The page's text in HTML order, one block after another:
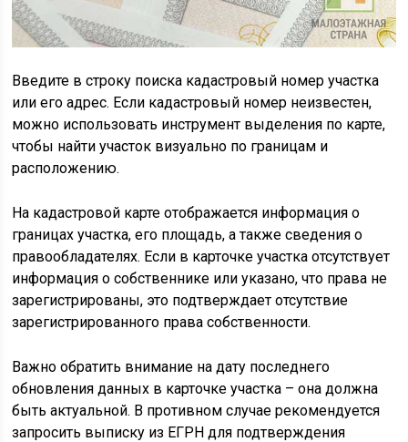
Введите в строку поиска кадастровый номер участка
или его адрес. Если кадастровый номер неизвестен,
можно использовать инструмент выделения по карте,
чтобы найти участок визуально по границам и
расположению.
На кадастровой карте отображается информация о
границах участка, его площадь, а также сведения о
правообладателях. Если в карточке участка отсутствует
информация о собственнике или указано, что права не
зарегистрированы, это подтверждает отсутствие
зарегистрированного права собственности.
Важно обратить внимание на дату последнего
обновления данных в карточке участка – она должна
быть актуальной. В противном случае рекомендуется
запросить выписку из ЕГРН для подтверждения